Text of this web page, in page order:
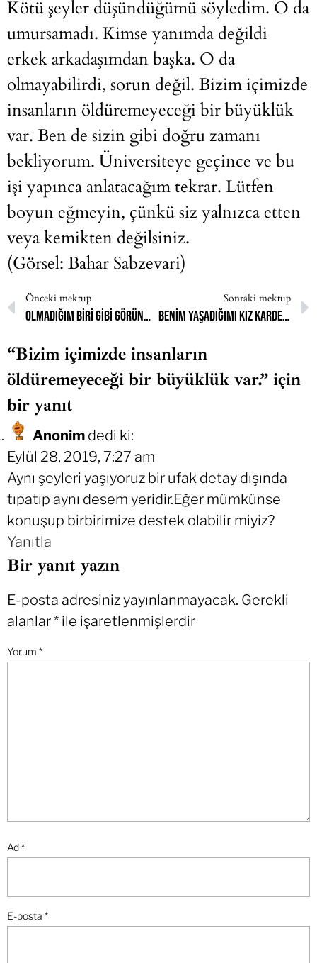
Kötü şeyler düşündüğümü söyledim. O da
umursamadı. Kimse yanımda değildi
erkek arkadaşımdan başka. O da
olmayabilirdi, sorun değil. Bizim içimizde
insanların öldüremeyeceği bir büyüklük
var. Ben de sizin gibi doğru zamanı
bekliyorum. Üniversiteye geçince ve bu
işi yapınca anlatacağım tekrar. Lütfen
boyun eğmeyin, çünkü siz yalnızca etten
veya kemikten değilsiniz.
(Görsel: Bahar Sabzevari)
Önceki mektup
Olmadığım biri gibi görünmek istemiyorum.
Sonraki mektup
Benim yaşadığımı kız kardeşim yaşamayacak, izin vermeyeceğim.
“Bizim içimizde insanların
öldüremeyeceği bir büyüklük var.” için
bir yanıt
Anonim dedi ki:
Eylül 28, 2019, 7:27 am
Aynı şeyleri yaşıyoruz bir ufak detay dışında
tıpatıp aynı desem yeridir.Eğer mümkünse
konuşup birbirimize destek olabilir miyiz?
Yanıtla
Bir yanıt yazın
E-posta adresiniz yayınlanmayacak. Gerekli
alanlar* ile işaretlenmişlerdir
Yorum *
Ad*
E-posta *